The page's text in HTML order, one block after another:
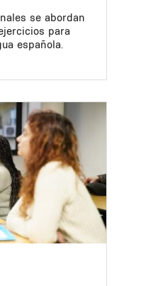
se abordan
para
española.